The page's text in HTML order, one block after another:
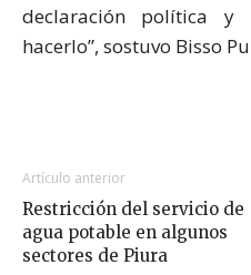
declaración política
hacerlo”, sostuvo Bisso
Artículo anterior
Restricción del servicio de
agua potable en algunos
sectores de Piura